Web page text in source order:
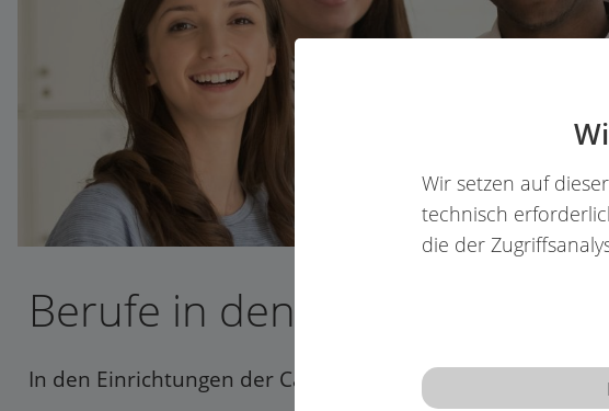
Wir setzen auf
technisch
die der
Berufe in den Caritas-
In den Einrichtungen der Caritas-Verbände im Kreis